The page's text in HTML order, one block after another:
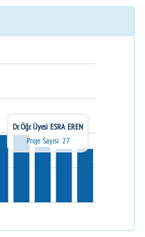
Dr. Öğr. Üyesi ESRA EREN
Proje Sayısı: 27